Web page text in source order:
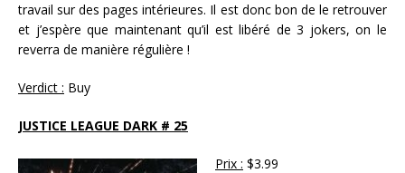
travail sur des pages intérieures. Il est donc bon de le retrouver
et j’espère que maintenant qu’il est libéré de 3 jokers, on le
reverra de manière régulière !
Verdict : Buy
JUSTICE LEAGUE DARK # 25
Prix : $3.99